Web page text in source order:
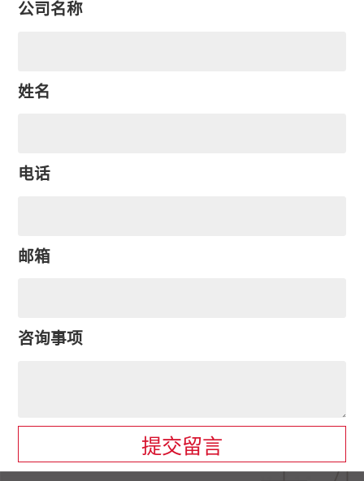
公司名称
姓名
电话
邮箱
咨询事项